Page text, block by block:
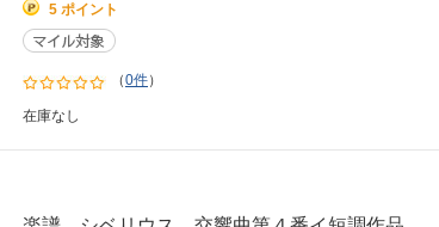
5 ポイント
（0件）
在庫なし